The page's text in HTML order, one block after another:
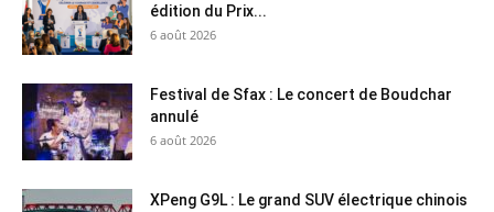
édition du Prix...
6 août 2026
Festival de Sfax : Le concert de Boudchar
annulé
6 août 2026
XPeng G9L : Le grand SUV électrique chinois